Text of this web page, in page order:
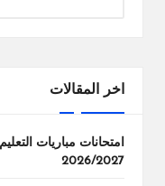
اخر المقالات
امتحانات مباريات
2026/2027